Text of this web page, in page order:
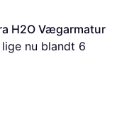
H2O Vægarmatur
nu blandt 6